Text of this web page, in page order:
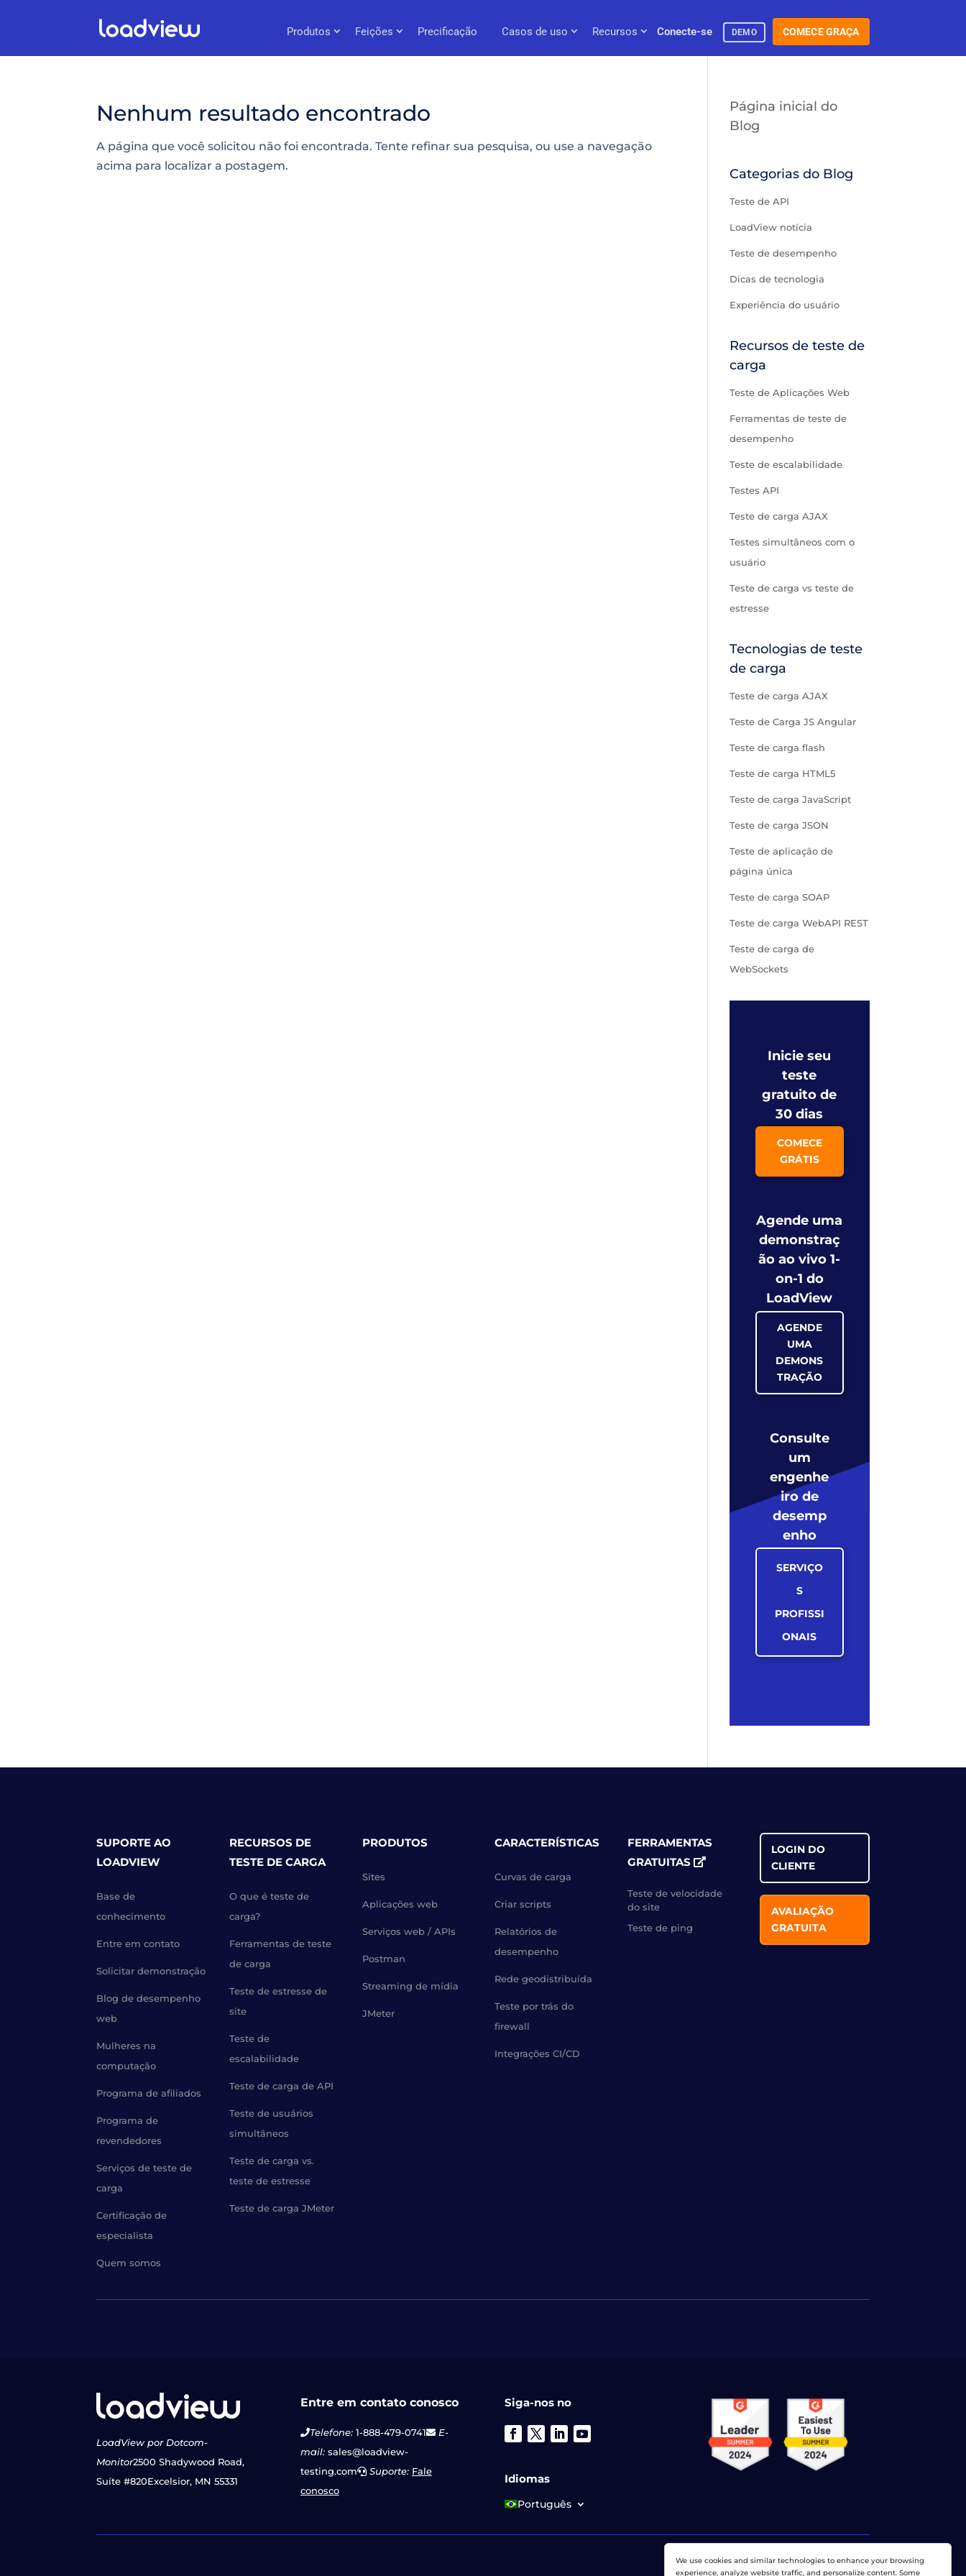
Produtos Feições Precificação Casos de uso Recursos Conecte-se DEMO COMECE GRAÇA
Nenhum resultado encontrado
A página que você solicitou não foi encontrada. Tente refinar sua pesquisa, ou use a navegação
acima para localizar a postagem.
Página inicial do
Blog
Categorias do Blog
Teste de API
LoadView notícia
Teste de desempenho
Dicas de tecnologia
Experiência do usuário
Recursos de teste de
carga
Teste de Aplicações Web
Ferramentas de teste de
desempenho
Teste de escalabilidade
Testes API
Teste de carga AJAX
Testes simultâneos com o
usuário
Teste de carga vs teste de
estresse
Tecnologias de teste
de carga
Teste de carga AJAX
Teste de Carga JS Angular
Teste de carga flash
Teste de carga HTML5
Teste de carga JavaScript
Teste de carga JSON
Teste de aplicação de
página única
Teste de carga SOAP
Teste de carga WebAPI REST
Teste de carga de
WebSockets
Inicie seu
teste
gratuito de
30 dias
COMECE
GRÁTIS
Agende uma
demonstraç
ão ao vivo 1-
on-1 do
LoadView
AGENDE
UMA
DEMONS
TRAÇÃO
Consulte
um
engenhe
iro de
desemp
enho
SERVIÇO
S
PROFISSI
ONAIS
SUPORTE AO
LOADVIEW
Base de
conhecimento
Entre em contato
Solicitar demonstração
Blog de desempenho
web
Mulheres na
computação
Programa de afiliados
Programa de
revendedores
Serviços de teste de
carga
Certificação de
especialista
Quem somos
RECURSOS DE
TESTE DE CARGA
O que é teste de
carga?
Ferramentas de teste
de carga
Teste de estresse de
site
Teste de
escalabilidade
Teste de carga de API
Teste de usuários
simultâneos
Teste de carga vs.
teste de estresse
Teste de carga JMeter
PRODUTOS
Sites
Aplicações web
Serviços web / APIs
Postman
Streaming de mídia
JMeter
CARACTERÍSTICAS
Curvas de carga
Criar scripts
Relatórios de
desempenho
Rede geodistribuída
Teste por trás do
firewall
Integrações CI/CD
FERRAMENTAS
GRATUITAS
Teste de velocidade
do site
Teste de ping
LOGIN DO
CLIENTE
AVALIAÇÃO
GRATUITA
LoadView por Dotcom-
Monitor2500 Shadywood Road,
Suíte #820Excelsior, MN 55331
Entre em contato conosco
Telefone:1-888-479-0741
E-
mail:sales@loadview-
testing.com
Suporte: Fale
conosco
Siga-nos no
Idiomas
Português
We use cookies and similar technologies to enhance your browsing
experience, analyze website traffic, and personalize content. Some